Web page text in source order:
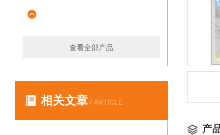
查看全部产品
相关文章 / ARTICLE
产